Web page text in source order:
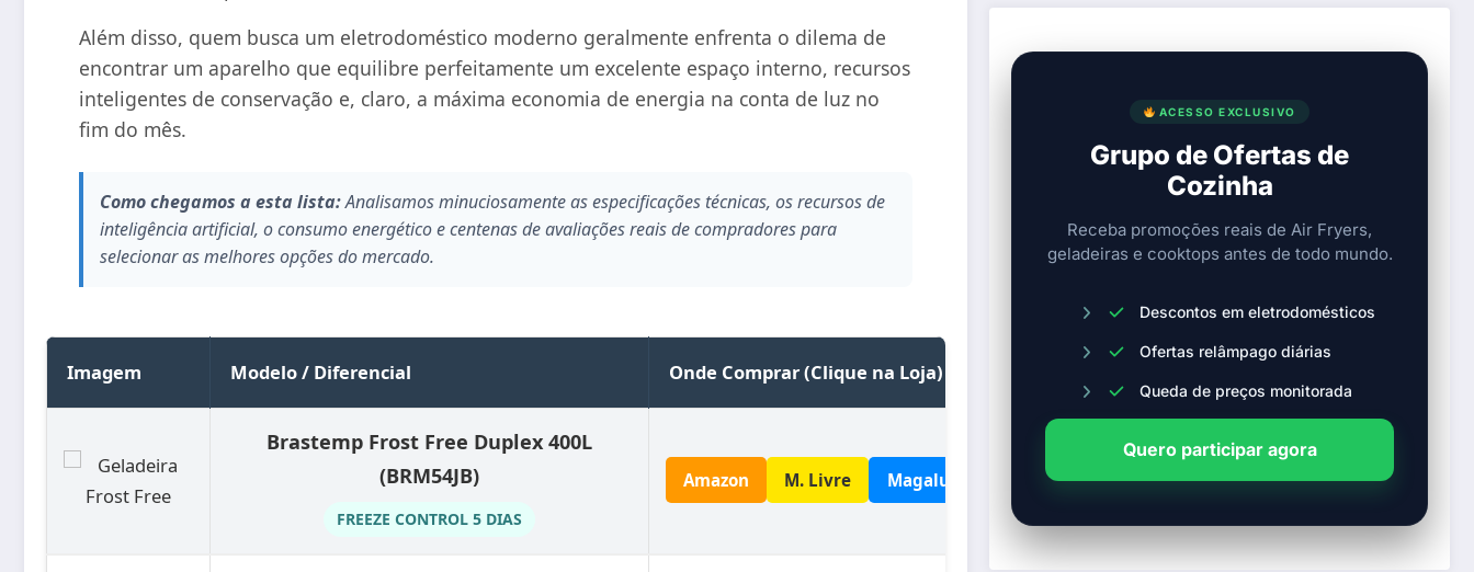
Além disso, quem busca um eletrodoméstico moderno geralmente enfrenta o dilema de
encontrar um aparelho que equilibre perfeitamente um excelente espaço interno, recursos
inteligentes de conservação e, claro, a máxima economia de energia na conta de luz no
fim do mês.
Como chegamos a esta lista:Analisamos minuciosamente as especificações técnicas, os recursos de
inteligência artificial, o consumo energético e centenas de avaliações reais de compradores para
selecionar as melhores opções do mercado.
Imagem Modelo / Diferencial Onde Comprar (Clique na Loja)
Brastemp Frost Free Duplex 400L
(BRM54JB)
FREEZE CONTROL 5 DIAS
Amazon M. Livre Magalu Shopee
ACESSO EXCLUSIVO
Grupo de Ofertas de
Cozinha
Receba promoções reais de Air Fryers,
geladeiras e cooktops antes de todo mundo.
Descontos em eletrodomésticos
Ofertas relâmpago diárias
Queda de preços monitorada
Quero participar agora